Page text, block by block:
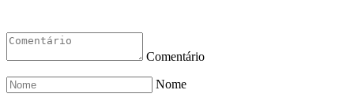
Comentário
Nome